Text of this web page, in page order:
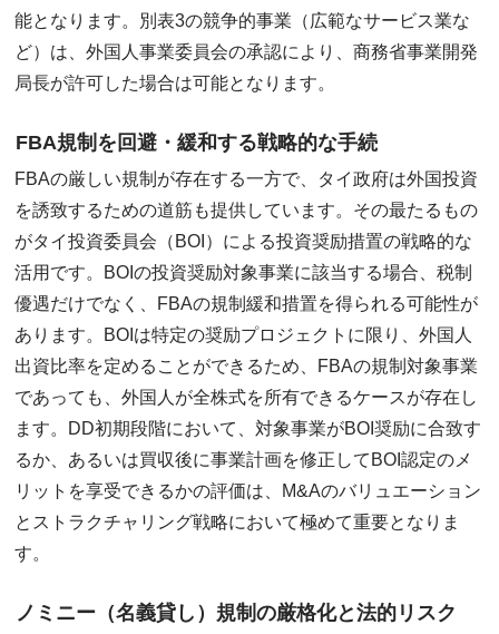
能となります。別表3の競争的事業（広範なサービス業な
ど）は、外国人事業委員会の承認により、商務省事業開発
局長が許可した場合は可能となります。
FBA規制を回避・緩和する戦略的な手続
FBAの厳しい規制が存在する一方で、タイ政府は外国投資
を誘致するための道筋も提供しています。その最たるもの
がタイ投資委員会（BOI）による投資奨励措置の戦略的な
活用です。BOIの投資奨励対象事業に該当する場合、税制
優遇だけでなく、FBAの規制緩和措置を得られる可能性が
あります。BOIは特定の奨励プロジェクトに限り、外国人
出資比率を定めることができるため、FBAの規制対象事業
であっても、外国人が全株式を所有できるケースが存在し
ます。DD初期段階において、対象事業がBOI奨励に合致す
るか、あるいは買収後に事業計画を修正してBOI認定のメ
リットを享受できるかの評価は、M&Aのバリュエーション
とストラクチャリング戦略において極めて重要となりま
す。
ノミニー（名義貸し）規制の厳格化と法的リスク